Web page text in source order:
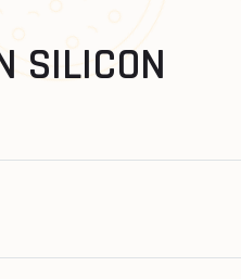
SILICON